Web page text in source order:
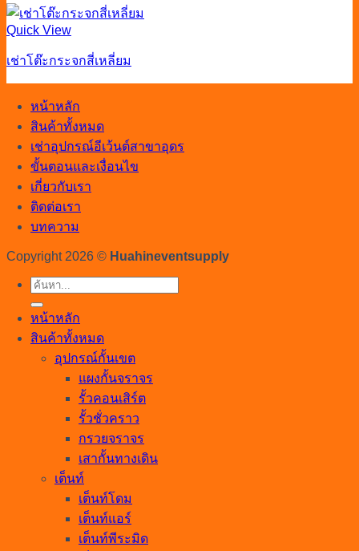
Quick View
เช่าโต๊ะกระจกสี่เหลี่ยม
หน้าหลัก
สินค้าทั้งหมด
เช่าอุปกรณ์อีเว้นต์สาขาอุดร
ขั้นตอนและเงื่อนไข
เกี่ยวกับเรา
ติดต่อเรา
บทความ
Copyright 2026 © Huahineventsupply
ค้นหา:
หน้าหลัก
สินค้าทั้งหมด
อุปกรณ์กั้นเขต
แผงกั้นจราจร
รั้วคอนเสิร์ต
รั้วชั่วคราว
กรวยจราจร
เสากั้นทางเดิน
เต็นท์
เต็นท์โดม
เต็นท์แอร์
เต็นท์พีระมิด